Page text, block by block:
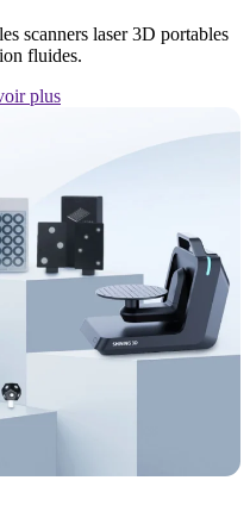
scanners laser 3D portables
fluides.
plus